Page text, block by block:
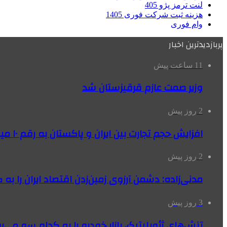
لنت ترمز پژو 405
هزینه ثبت شرکت فوری 1405
وام فوری
پربازدیدترین اخبار
11 ساعت پیش
وزیر صمت عازم قرقیزستان شد
2 روز پیش
افزایش حجم تجارت بین ایران و پاکستان به رقم ۱۰ میلیارد دلار
2 روز پیش
مدنی‌زاده: دشمن آرزوی زمین‌زدن اقتصاد ایران را
3 روز پیش